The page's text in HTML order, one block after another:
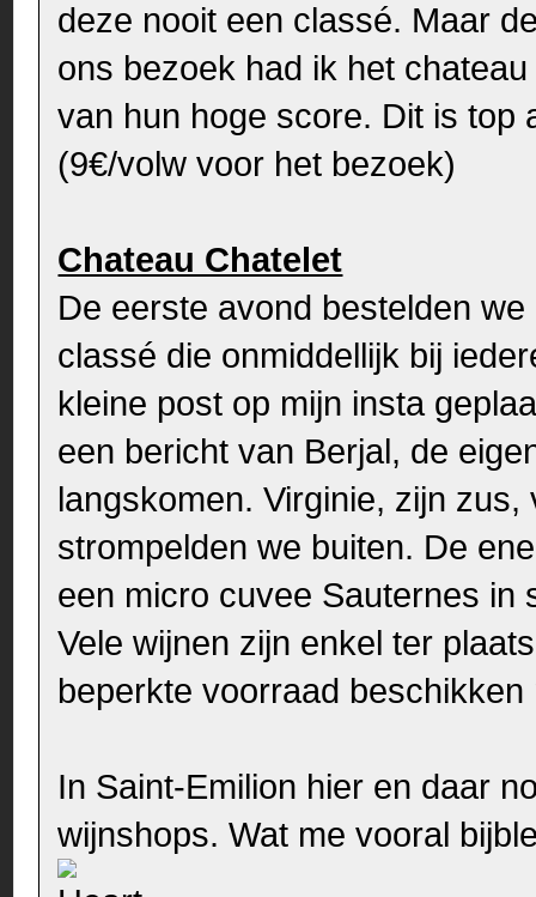
deze nooit een classé. Maar
ons bezoek had ik het
van hun hoge score. Dit is top
(9€/volw voor het bezoek)
Chateau Chatelet
De eerste avond bestelden
classé die onmiddellijk bij
kleine post op mijn insta
een bericht van Berjal, de
langskomen. Virginie, zijn
strompelden we buiten. De
een micro cuvee Sauternes in
Vele wijnen zijn enkel ter
beperkte voorraad
In Saint-Emilion hier en daar
wijnshops. Wat me vooral